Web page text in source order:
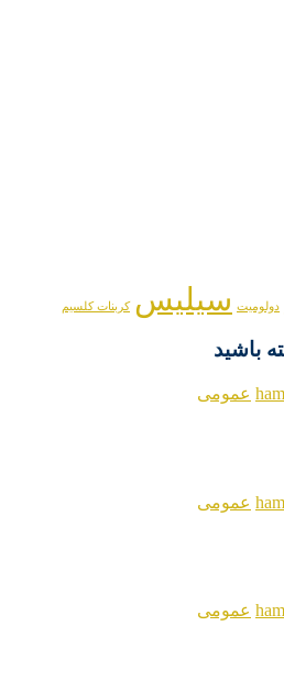
دولومیت سیلیس کربنات کلسیم
باشید
عمومی
عمومی
عمومی